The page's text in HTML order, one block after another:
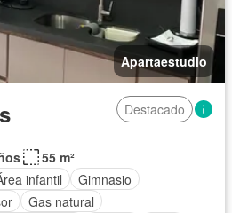
Apartaestudio
Destacado
55 m²
infantil
Gimnasio
Gas natural